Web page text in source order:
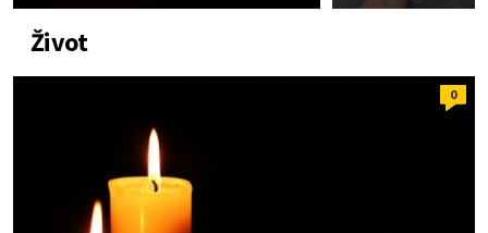
Život
0